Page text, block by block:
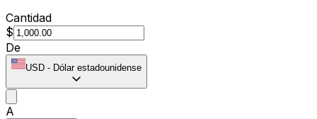
Cantidad
$
De
USD - Dólar estadounidense
A